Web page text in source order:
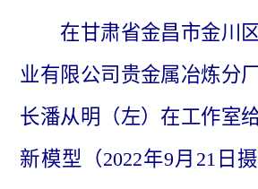
在甘肃省金昌市金川
业有限公司贵金属冶炼分
长潘从明（左）在工作室
新模型（2022年9月21日